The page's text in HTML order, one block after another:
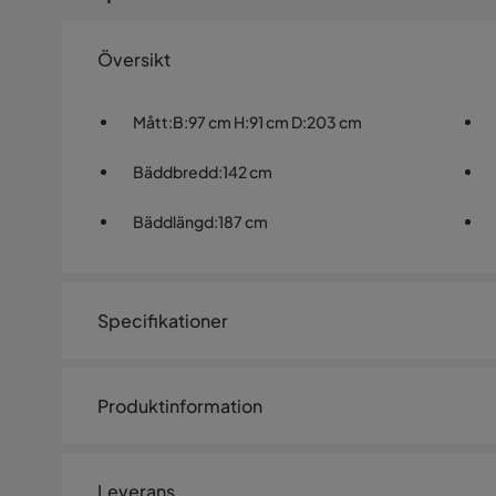
Översikt
Mått:B:97 cm H:91 cm D:203 cm
Bäddbredd:142 cm
Bäddlängd:187 cm
Specifikationer
Storlek
Produktinformation
Leverans